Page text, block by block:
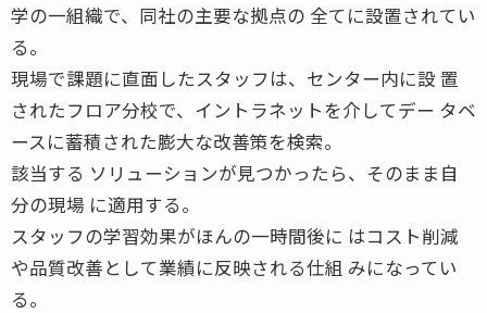
学の一組織で、同社の主要な拠点の 全てに設置されてい
る。
現場で課題に直面したスタッフは、センター内に設 置
されたフロア分校で、イントラネットを介してデー タベ
ースに蓄積された膨大な改善策を検索。
該当する ソリューションが見つかったら、そのまま自
分の現場 に適用する。
スタッフの学習効果がほんの一時間後に はコスト削減
や品質改善として業績に反映される仕組 みになってい
る。